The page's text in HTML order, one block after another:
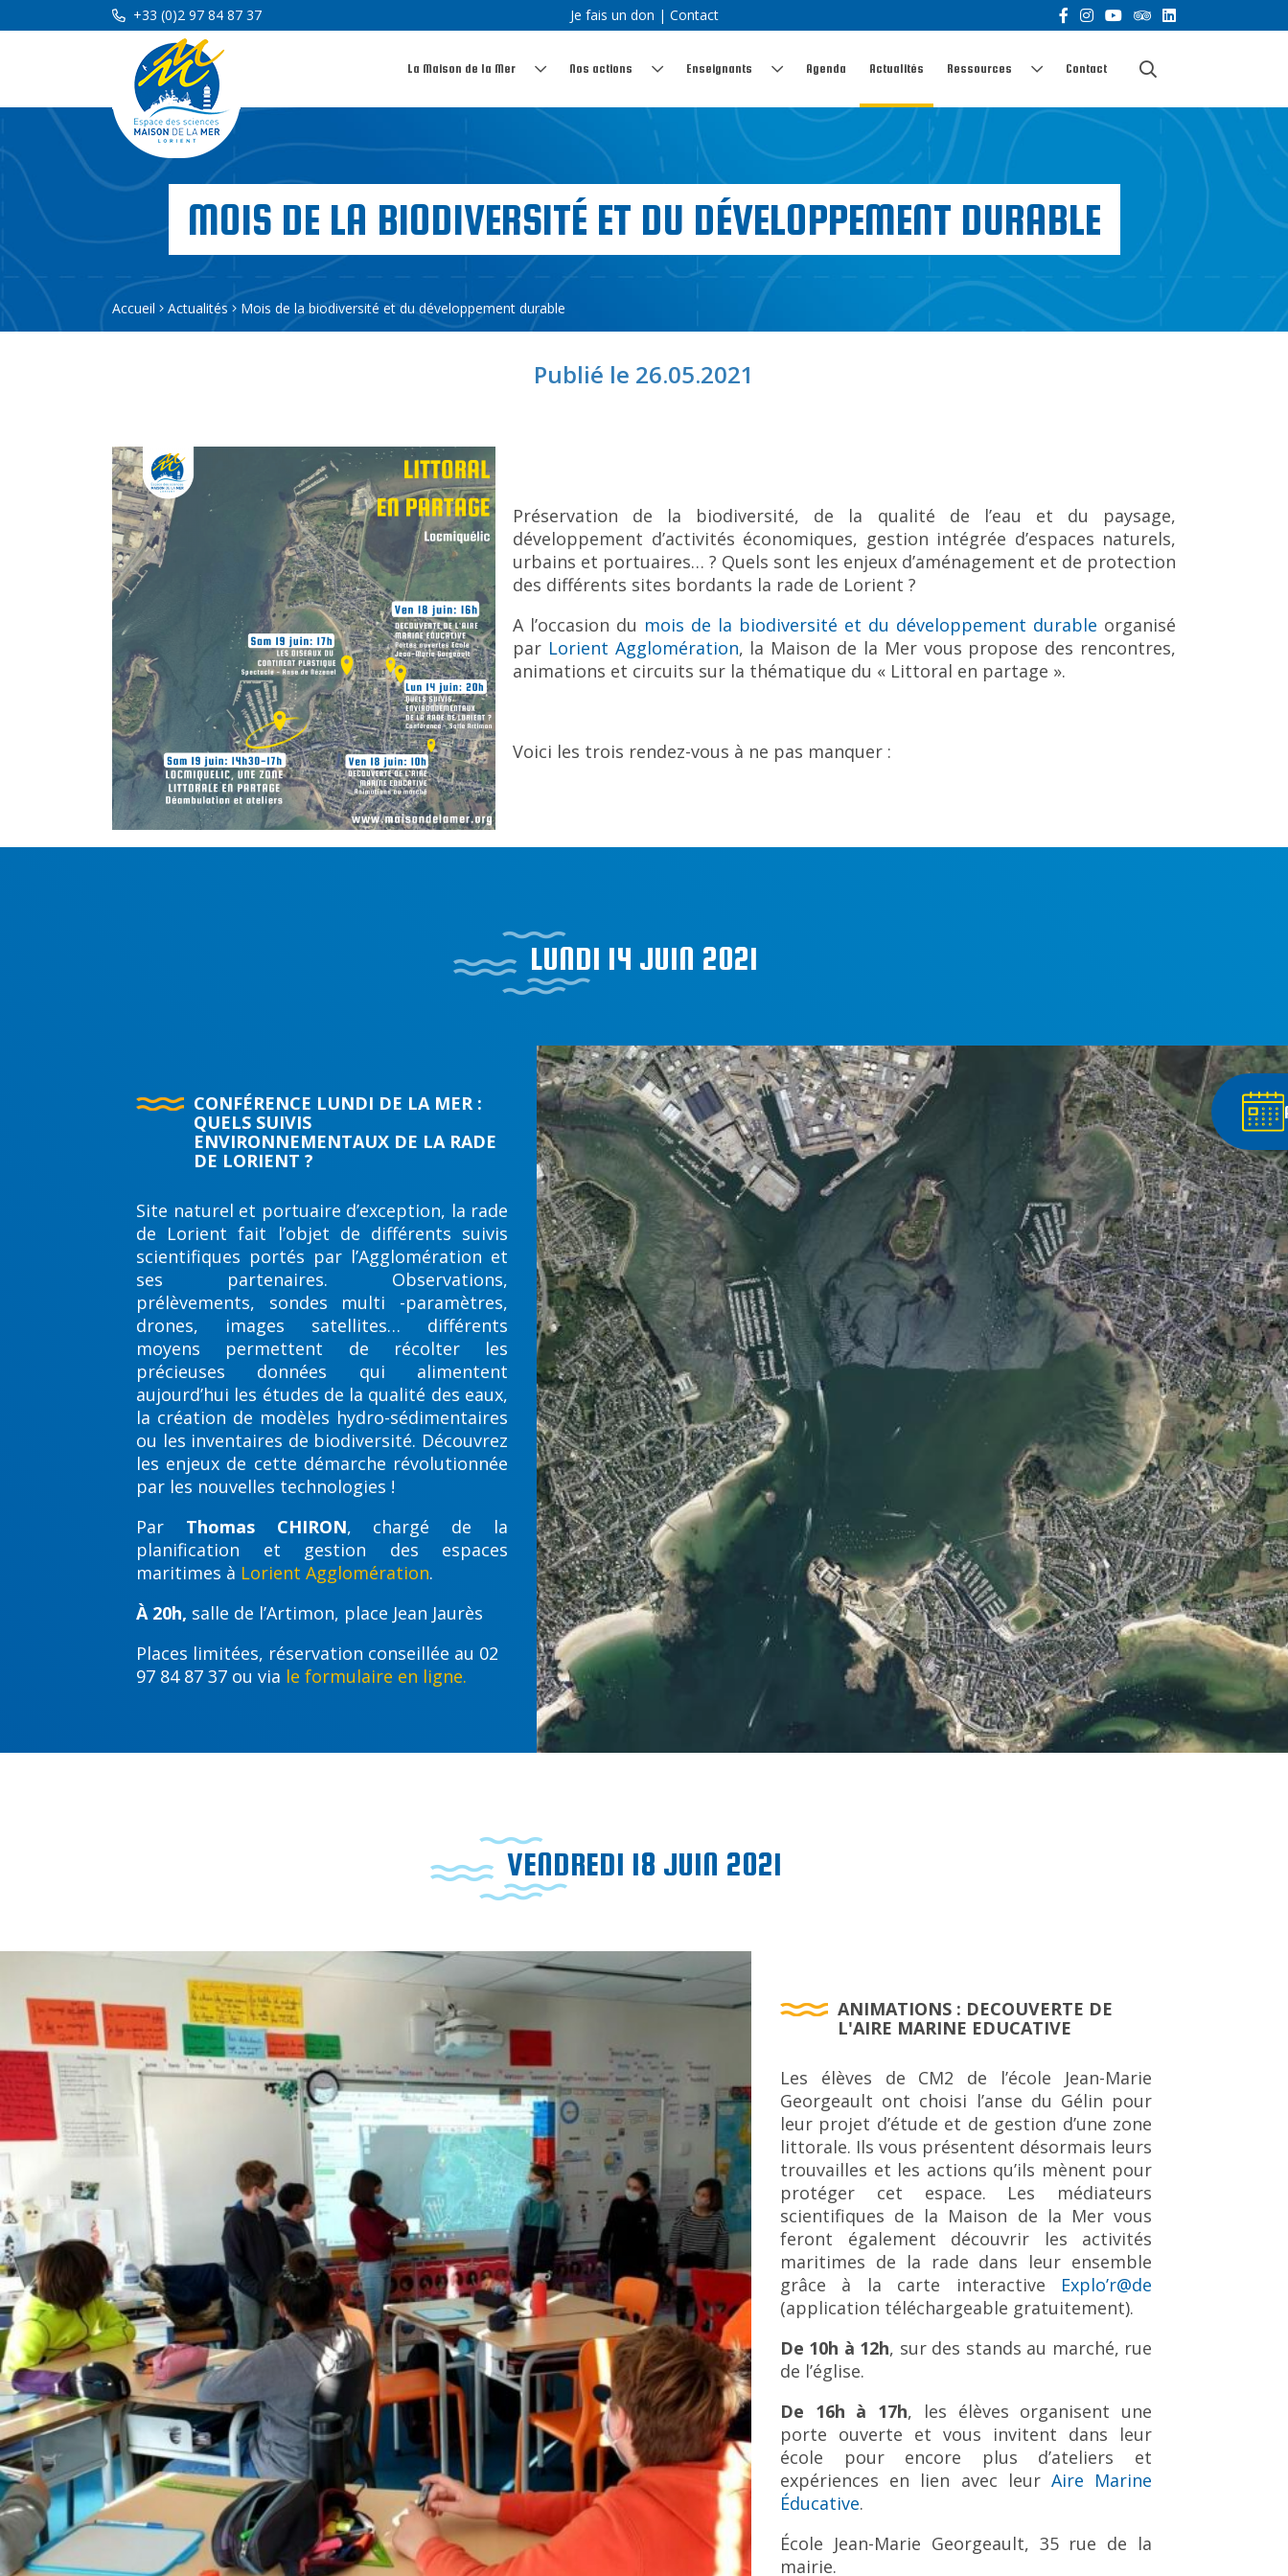
+33 (0)2 97 84 87 37 Je fais un don | Contact
La Maison de la Mer Nos actions Enseignants Agenda Actualités Ressources Contact
MOIS DE LA BIODIVERSITÉ ET DU DÉVELOPPEMENT DURABLE
Accueil Actualités Mois de la biodiversité et du développement durable
Publié le 26.05.2021
Préservation de la biodiversité, de la qualité de l’eau et du paysage,
développement d’activités économiques, gestion intégrée d’espaces naturels,
urbains et portuaires… ? Quels sont les enjeux d’aménagement et de protection
des différents sites bordants la rade de Lorient ?
A l’occasion du mois de la biodiversité et du développement durable organisé
par Lorient Agglomération, la Maison de la Mer vous propose des rencontres,
animations et circuits sur la thématique du « Littoral en partage ».
Voici les trois rendez-vous à ne pas manquer :
LUNDI 14 JUIN 2021
CONFÉRENCE LUNDI DE LA MER :
QUELS SUIVIS
ENVIRONNEMENTAUX DE LA RADE
DE LORIENT ?
Site naturel et portuaire d’exception, la rade
de Lorient fait l’objet de différents suivis
scientifiques portés par l’Agglomération et
ses partenaires. Observations,
prélèvements, sondes multi -paramètres,
drones, images satellites… différents
moyens permettent de récolter les
précieuses données qui alimentent
aujourd’hui les études de la qualité des eaux,
la création de modèles hydro-sédimentaires
ou les inventaires de biodiversité. Découvrez
les enjeux de cette démarche révolutionnée
par les nouvelles technologies !
Par Thomas CHIRON, chargé de la
planification et gestion des espaces
maritimes à Lorient Agglomération.
À 20h, salle de l’Artimon, place Jean Jaurès
Places limitées, réservation conseillée au 02
97 84 87 37 ou via le formulaire en ligne.
VENDREDI 18 JUIN 2021
ANIMATIONS : DECOUVERTE DE
L'AIRE MARINE EDUCATIVE
Les élèves de CM2 de l’école Jean-Marie
Georgeault ont choisi l’anse du Gélin pour
leur projet d’étude et de gestion d’une zone
littorale. Ils vous présentent désormais leurs
trouvailles et les actions qu’ils mènent pour
protéger cet espace. Les médiateurs
scientifiques de la Maison de la Mer vous
feront également découvrir les activités
maritimes de la rade dans leur ensemble
grâce à la carte interactive Explo’r@de
(application téléchargeable gratuitement).
De 10h à 12h, sur des stands au marché, rue
de l’église.
De 16h à 17h, les élèves organisent une
porte ouverte et vous invitent dans leur
école pour encore plus d’ateliers et
expériences en lien avec leur Aire Marine
Éducative.
École Jean-Marie Georgeault, 35 rue de la
mairie.